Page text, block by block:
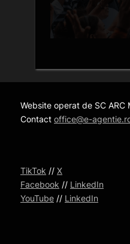
Website operat de SC ARC
Contact office@e-
TikTok // X
Facebook // LinkedIn
YouTube // LinkedIn